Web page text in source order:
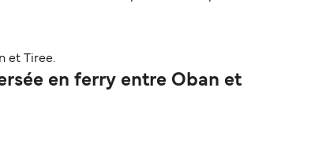
et Tiree.
en ferry entre Oban et